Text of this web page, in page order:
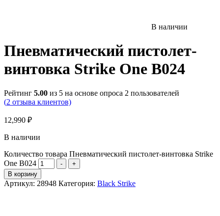
В наличии
Пневматический пистолет-
винтовка Strike One B024
Рейтинг 5.00 из 5 на основе опроса 2 пользователей
(2 отзыва клиентов)
12,990 ₽
В наличии
Количество товара Пневматический пистолет-винтовка Strike
One B024
-
+
В корзину
Артикул: 28948 Категория: Black Strike